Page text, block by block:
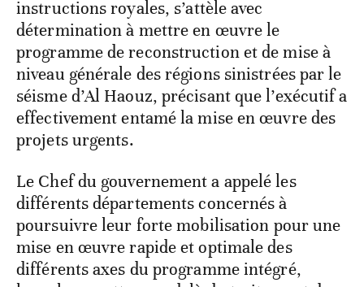
instructions royales, s’attèle avec
détermination à mettre en œuvre le
programme de reconstruction et de mise à
niveau générale des régions sinistrées par le
séisme d’Al Haouz, précisant que l’exécutif a
effectivement entamé la mise en œuvre des
projets urgents.
Le Chef du gouvernement a appelé les
différents départements concernés à
poursuivre leur forte mobilisation pour une
mise en œuvre rapide et optimale des
différents axes du programme intégré,